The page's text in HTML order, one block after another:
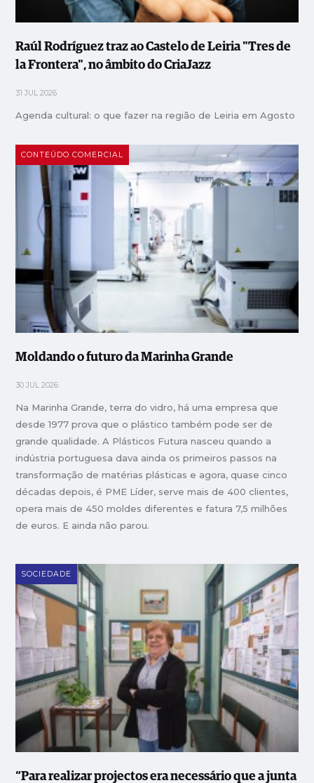
Raúl Rodríguez traz ao Castelo de Leiria "Tres de
la Frontera", no âmbito do CriaJazz
31 JUL 2026
Agenda cultural: o que fazer na região de Leiria em Agosto
CONTEÚDO COMERCIAL
Moldando o futuro da Marinha Grande
30 JUL 2026
Na Marinha Grande, terra do vidro, há uma empresa que
desde 1977 prova que o plástico também pode ser de
grande qualidade. A Plásticos Futura nasceu quando a
indústria portuguesa dava ainda os primeiros passos na
transformação de matérias plásticas e agora, quase cinco
décadas depois, é PME Líder, serve mais de 400 clientes,
opera mais de 450 moldes diferentes e fatura 7,5 milhões
de euros. E ainda não parou.
SOCIEDADE
“Para realizar projectos era necessário que a junta